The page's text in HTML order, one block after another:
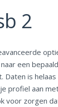
2
een
Daten is
profiel aan
voor zorgen